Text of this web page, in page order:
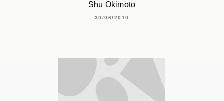
Shu Okimoto
30/06/2010